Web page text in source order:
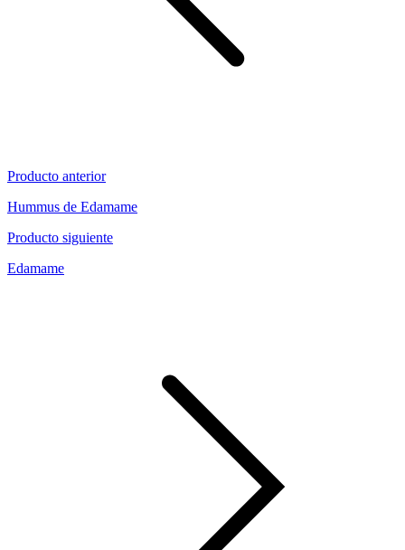
Producto anterior
Hummus de Edamame
Producto siguiente
Edamame